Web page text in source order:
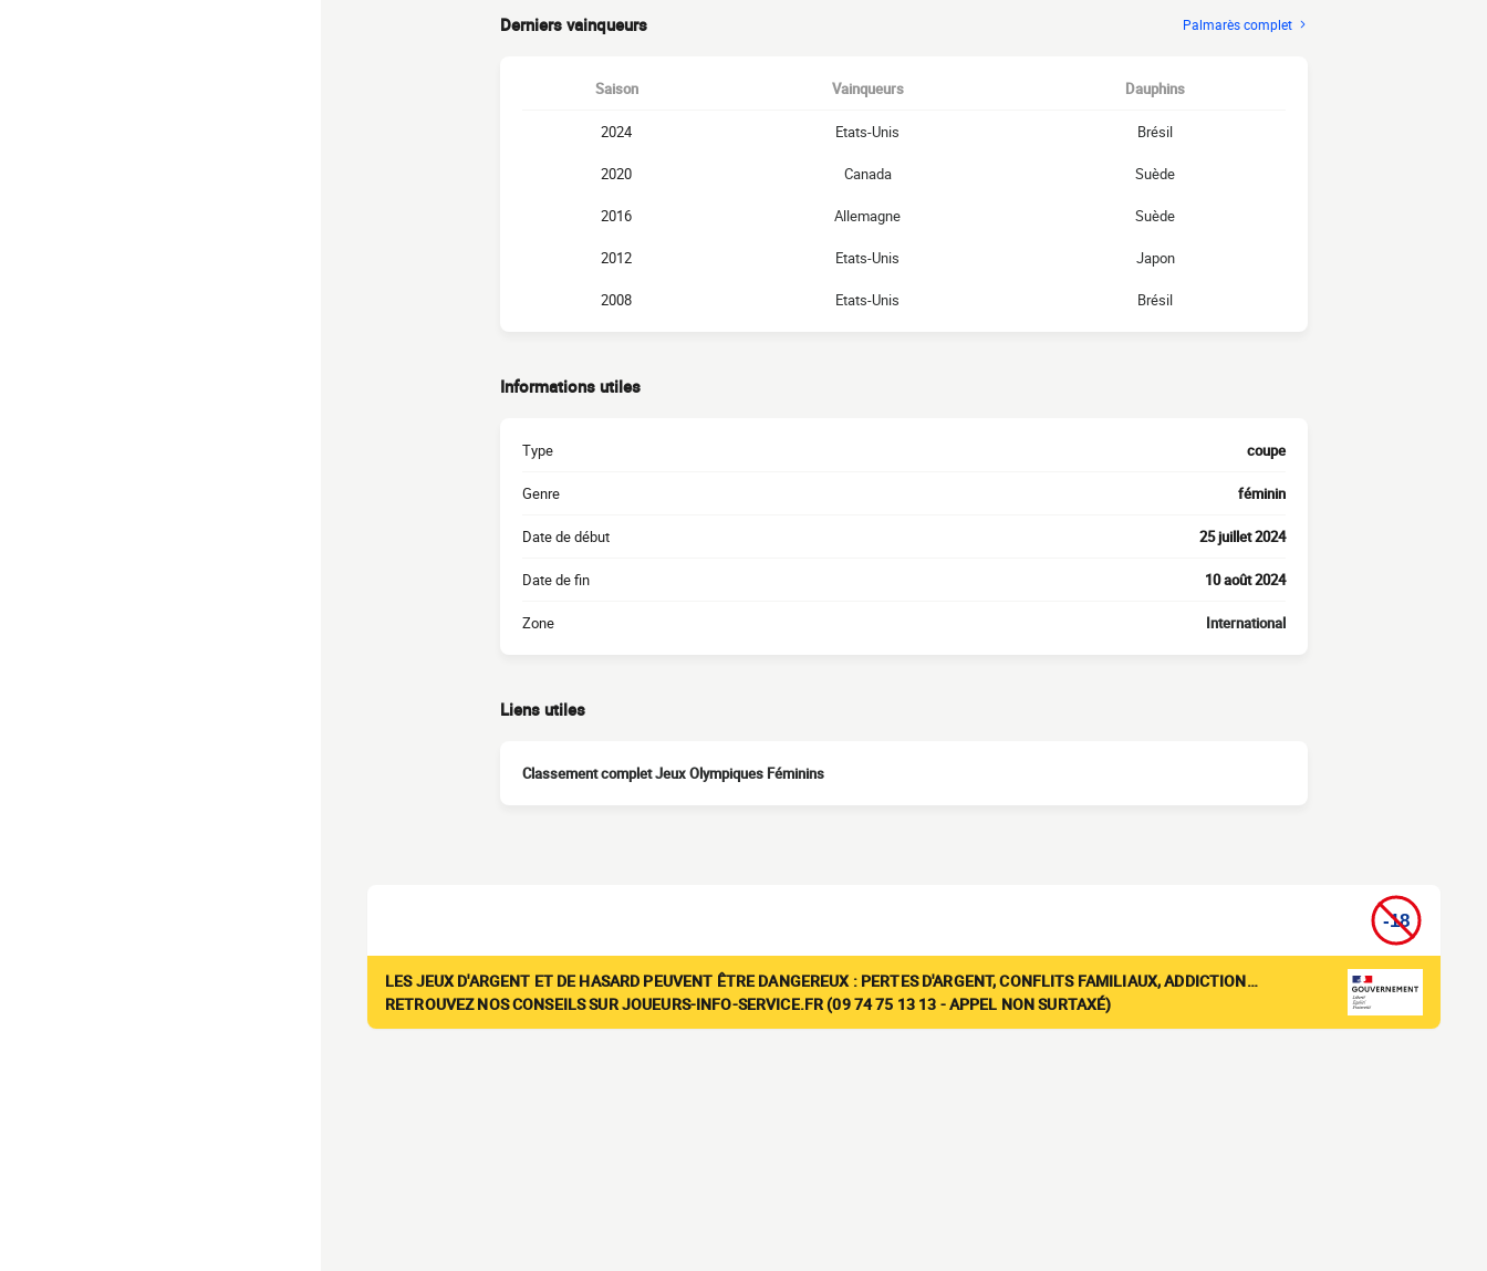
Derniers vainqueurs Palmarès complet
Saison Vainqueurs Dauphins
2024 Etats-Unis Brésil
2020 Canada Suède
2016 Allemagne Suède
2012 Etats-Unis Japon
2008 Etats-Unis Brésil
Informations utiles
Type coupe
Genre féminin
Date de début 25 juillet 2024
Date de fin 10 août 2024
Zone International
Liens utiles
Classement complet Jeux Olympiques Féminins
LES JEUX D'ARGENT ET DE HASARD PEUVENT ÊTRE DANGEREUX : PERTES D'ARGENT, CONFLITS FAMILIAUX, ADDICTION…
RETROUVEZ NOS CONSEILS SUR JOUEURS-INFO-SERVICE.FR (09 74 75 13 13 - APPEL NON SURTAXÉ)